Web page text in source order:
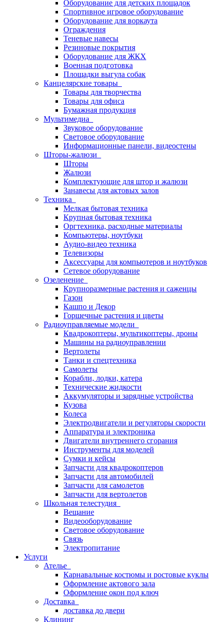
Оборудование для детских площадок
Спортивное игровое оборудование
Оборудование для воркаута
Ограждения
Теневые навесы
Резиновые покрытия
Оборудование для ЖКХ
Военная подготовка
Площадки выгула собак
Канцелярские товары
Товары для творчества
Товары для офиса
Бумажная продукция
Мультимедиа
Звуковое оборудование
Световое оборудование
Информационные панели, видеостены
Шторы-жалюзи
Шторы
Жалюзи
Комплектующие для штор и жалюзи
Занавесы для актовых залов
Техника
Мелкая бытовая техника
Крупная бытовая техника
Оргтехника, расходные материалы
Компьютеры, ноутбуки
Аудио-видео техника
Телевизоры
Аксессуары для компьютеров и ноутбуков
Сетевое оборудование
Озеленение
Крупноразмерные растения и саженцы
Газон
Кашпо и Декор
Горшечные растения и цветы
Радиоуправляемые модели
Квадрокоптеры, мультикоптеры, дроны
Машины на радиоуправлении
Вертолеты
Танки и спецтехника
Самолеты
Корабли, лодки, катера
Технические жидкости
Аккумуляторы и зарядные устройства
Кузова
Колеса
Электродвигатели и регуляторы скорости
Аппаратура и электроника
Двигатели внутреннего сгорания
Инструменты для моделей
Сумки и кейсы
Запчасти для квадрокоптеров
Запчасти для автомобилей
Запчасти для самолетов
Запчасти для вертолетов
Школьная телестудия
Вещание
Видеооборудование
Световое оборудование
Связь
Электропитание
Услуги
Ателье
Карнавальные костюмы и ростовые куклы
Оформление актового зала
Оформление окон под ключ
Доставка
доставка до двери
Клининг